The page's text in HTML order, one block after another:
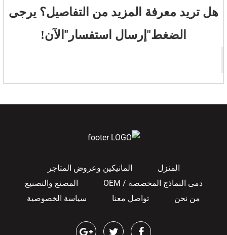
هل تريد معرفة المزيد من التفاصيل؟ يرجى
الضغط"إرسال استفسار " الآن!
المنزل
المانيكين وعروض المتاجر
دمى النماذج المخصصة / OEM
المصنع والتصنيع
من نحن
تواصل معنا سياسة الخصوصية